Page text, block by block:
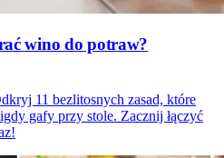
wino do potraw?
11 bezlitosnych zasad, które
gafy przy stole. Zacznij łączyć